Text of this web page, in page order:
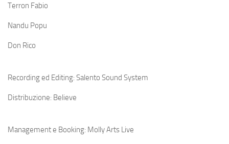
Terron Fabio
Nandu Popu
Don Rico
Recording ed Editing: Salento Sound System
Distribuzione: Believe
Management e Booking: Molly Arts Live